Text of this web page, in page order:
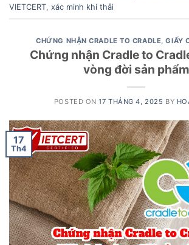
VIETCERT, xác minh khí thải
CHỨNG NHẬN CRADLE TO CRADLE ,GIẤY
Chứng nhận Cradle to
vòng đời sản phẩm
POSTED ON17 THÁNG 4, 2025 BY
17
Th4